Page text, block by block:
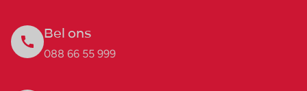
Bel ons
088 66 55 999